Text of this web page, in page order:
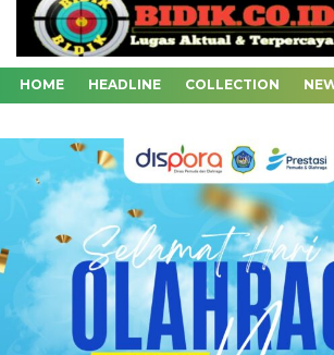
HOME HEADLINE COLLECTION